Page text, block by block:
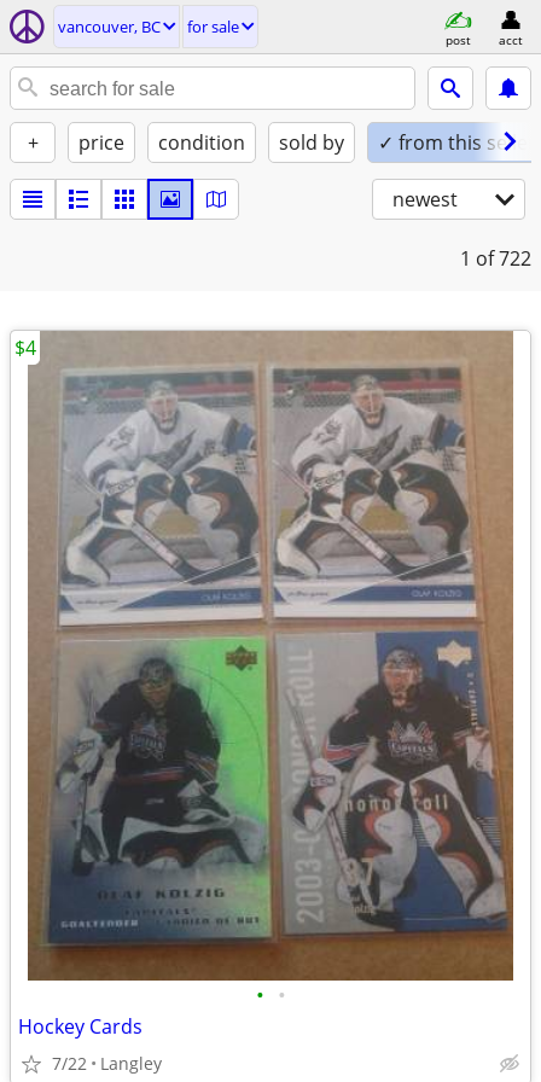
vancouver, BC for sale
post acct
+ price condition sold by ✓ from this seller
newest
1 of 722
• •
Hockey Cards
7/22 Langley
$4